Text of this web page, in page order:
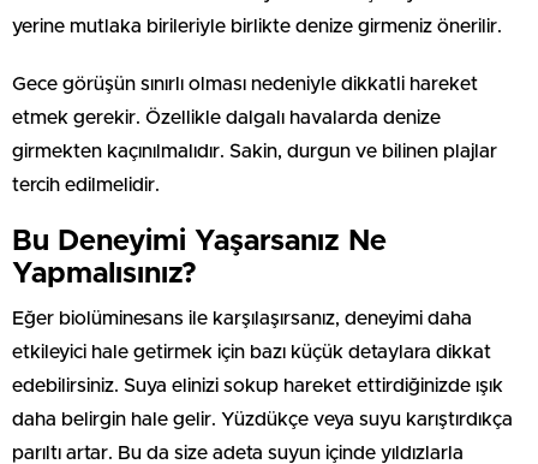
yerine mutlaka birileriyle birlikte denize girmeniz önerilir.
Gece görüşün sınırlı olması nedeniyle dikkatli hareket
etmek gerekir. Özellikle dalgalı havalarda denize
girmekten kaçınılmalıdır. Sakin, durgun ve bilinen plajlar
tercih edilmelidir.
Bu Deneyimi Yaşarsanız Ne
Yapmalısınız?
Eğer biolüminesans ile karşılaşırsanız, deneyimi daha
etkileyici hale getirmek için bazı küçük detaylara dikkat
edebilirsiniz. Suya elinizi sokup hareket ettirdiğinizde ışık
daha belirgin hale gelir. Yüzdükçe veya suyu karıştırdıkça
parıltı artar. Bu da size adeta suyun içinde yıldızlarla